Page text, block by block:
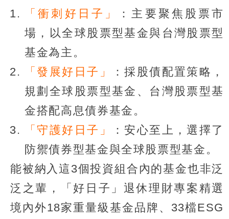
「衝刺好日子」
：主要聚焦股票市
場，以全球股票型基金與台灣股票型
基金為主。
「發展好日子」
：採股債配置策略，
規劃全球股票型基金、台灣股票型基
金搭配高息債券基金。
「守護好日子」
：安心至上，選擇了
防禦債券型基金與全球股票型基金。
能被納入這3個投資組合內的基金也非泛
泛之輩，「好日子」退休理財專案精選
境內外18家重量級基金品牌、33檔ESG